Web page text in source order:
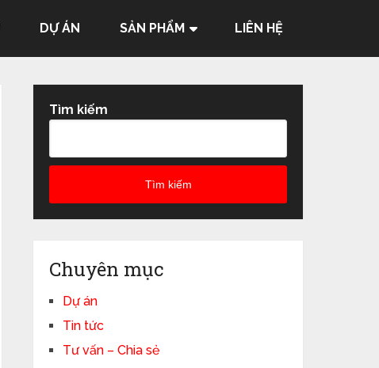
DỰ ÁN SẢN PHẨM LIÊN HỆ
Tìm kiếm
Tìm kiếm
Chuyên mục
Dự án
Tin tức
Tư vấn – Chia sẻ